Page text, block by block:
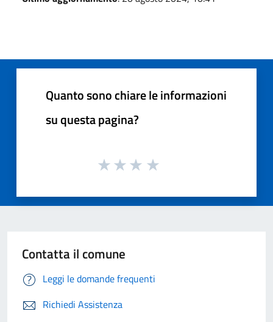
Quanto sono chiare le informazioni
su questa pagina?
Contatta il comune
Leggi le domande frequenti
Richiedi Assistenza